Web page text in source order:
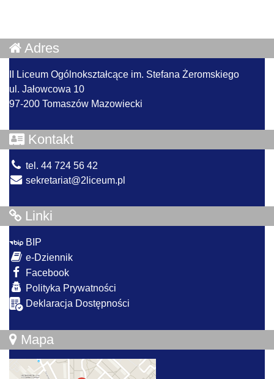
Adres
II Liceum Ogólnokształcące im. Stefana Żeromskiego
ul. Jałowcowa 10
97-200 Tomaszów Mazowiecki
Kontakt
tel. 44 724 56 42
sekretariat@2liceum.pl
Linki
BIP
e-Dziennik
Facebook
Polityka Prywatności
Deklaracja Dostępności
Mapa